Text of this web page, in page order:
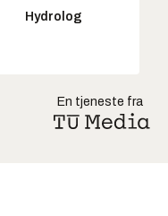
Hydrolog
En tjeneste fra